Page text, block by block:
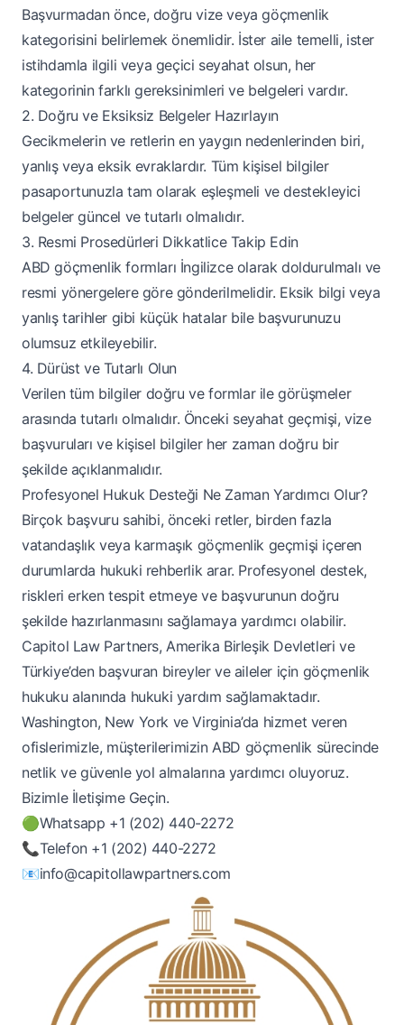
Başvurmadan önce, doğru vize veya göçmenlik
kategorisini belirlemek önemlidir. İster aile temelli, ister
istihdamla ilgili veya geçici seyahat olsun, her
kategorinin farklı gereksinimleri ve belgeleri vardır.
2. Doğru ve Eksiksiz Belgeler Hazırlayın
Gecikmelerin ve retlerin en yaygın nedenlerinden biri,
yanlış veya eksik evraklardır. Tüm kişisel bilgiler
pasaportunuzla tam olarak eşleşmeli ve destekleyici
belgeler güncel ve tutarlı olmalıdır.
3. Resmi Prosedürleri Dikkatlice Takip Edin
ABD göçmenlik formları İngilizce olarak doldurulmalı ve
resmi yönergelere göre gönderilmelidir. Eksik bilgi veya
yanlış tarihler gibi küçük hatalar bile başvurunuzu
olumsuz etkileyebilir.
4. Dürüst ve Tutarlı Olun
Verilen tüm bilgiler doğru ve formlar ile görüşmeler
arasında tutarlı olmalıdır. Önceki seyahat geçmişi, vize
başvuruları ve kişisel bilgiler her zaman doğru bir
şekilde açıklanmalıdır.
Profesyonel Hukuk Desteği Ne Zaman Yardımcı Olur?
Birçok başvuru sahibi, önceki retler, birden fazla
vatandaşlık veya karmaşık göçmenlik geçmişi içeren
durumlarda hukuki rehberlik arar. Profesyonel destek,
riskleri erken tespit etmeye ve başvurunun doğru
şekilde hazırlanmasını sağlamaya yardımcı olabilir.
Capitol Law Partners, Amerika Birleşik Devletleri ve
Türkiye’den başvuran bireyler ve aileler için göçmenlik
hukuku alanında hukuki yardım sağlamaktadır.
Washington, New York ve Virginia’da hizmet veren
ofislerimizle, müşterilerimizin ABD göçmenlik sürecinde
netlik ve güvenle yol almalarına yardımcı oluyoruz.
Bizimle İletişime Geçin.
🟢Whatsapp +1 (202) 440-2272
📞Telefon +1 (202) 440-2272
📧info@capitollawpartners.com